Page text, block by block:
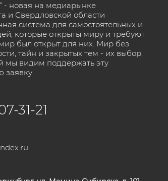
- новая на медиарынке
и Свердловской области
система для самостоятельных и
которые открыты миру и требуют
был открыт для них. Мир без
тайн и закрытых тем - их выбор,
мы видим поддержать эту
заявку
31-21